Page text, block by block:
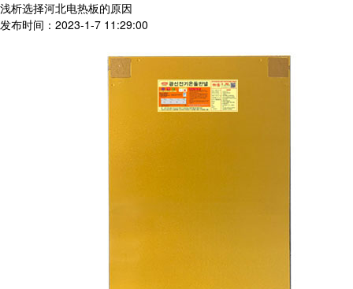
浅析选择河北电热板的原因
发布时间：2023-1-7 11:29:00